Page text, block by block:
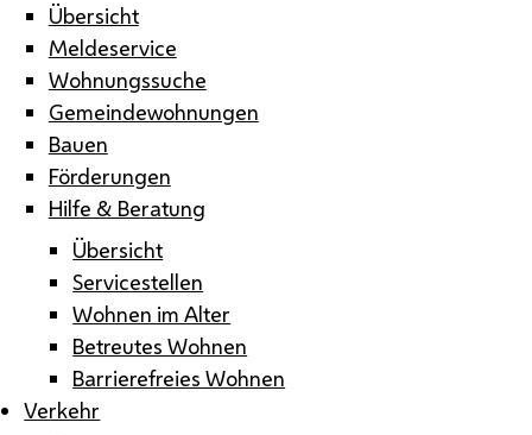
Übersicht
Meldeservice
Wohnungssuche
Gemeindewohnungen
Bauen
Förderungen
Hilfe & Beratung
Übersicht
Servicestellen
Wohnen im Alter
Betreutes Wohnen
Barrierefreies Wohnen
Verkehr